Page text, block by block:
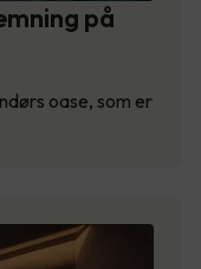
på
oase, som er